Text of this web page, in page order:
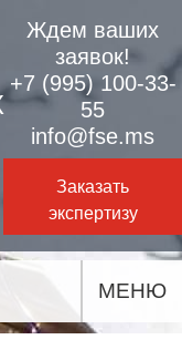
Ждем ваших
заявок!
+7 (995) 100-33-
55
info@fse.ms
Заказать
экспертизу
МЕНЮ